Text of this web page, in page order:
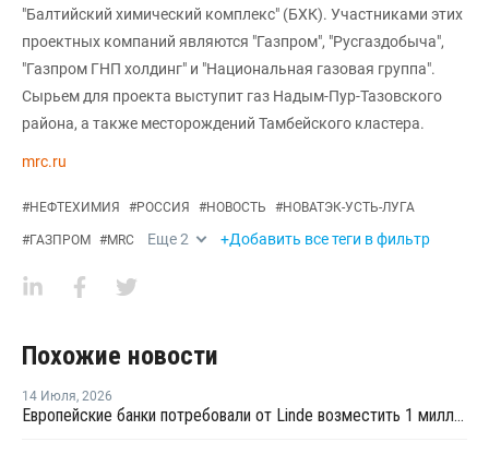
"Балтийский химический комплекс" (БХК). Участниками этих
проектных компаний являются "Газпром", "Русгаздобыча",
"Газпром ГНП холдинг" и "Национальная газовая группа".
Сырьем для проекта выступит газ Надым-Пур-Тазовского
района, а также месторождений Тамбейского кластера.
mrc.ru
#НЕФТЕХИМИЯ #РОССИЯ #НОВОСТЬ #НОВАТЭК-УСТЬ-ЛУГА
#ГАЗПРОМ #MRC Еще2 +Добавить все теги в фильтр
Похожие новости
14 Июля, 2026
Европейские банки потребовали от Linde возместить 1 миллиард евро из-за тяжбы с Русхимальянсом